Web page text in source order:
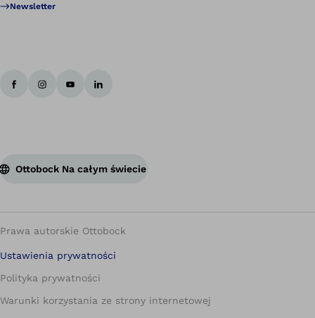
Newsletter
Ottobock Na całym świecie
Prawa autorskie Ottobock
Ustawienia prywatności
Polityka prywatności
Warunki korzystania ze strony internetowej